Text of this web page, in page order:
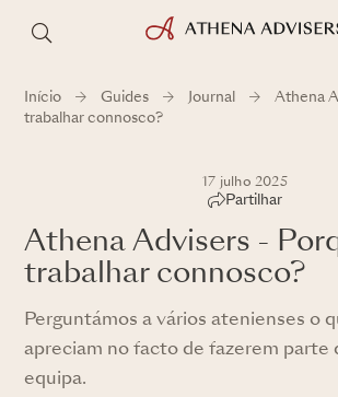
Início Guides Journal
Athena
trabalhar connosco?
17 julho 2025
Partilhar
Athena Advisers -
trabalhar connosco?
Perguntámos a vários atenienses o
apreciam no facto de fazerem parte
equipa.